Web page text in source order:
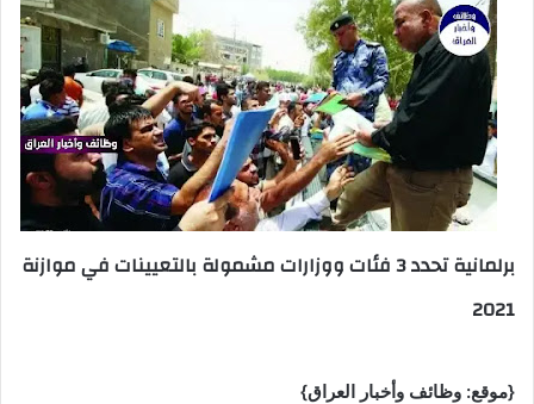
برلمانية تحدد 3 فئات ووزارات مشمولة بالتعيينات في موازنة
2021
{موقع: وظائف وأخبار العراق}